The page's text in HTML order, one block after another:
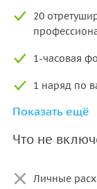
20
1-часовая
1 наряд по
Показать ещё
Что не
Личные